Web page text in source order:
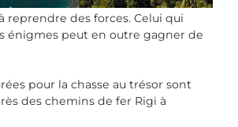
| CC-BY-NC-ND
reprendre des forces. Celui qui
énigmes peut en outre gagner de
pour la chasse au trésor sont
des chemins de fer Rigi à